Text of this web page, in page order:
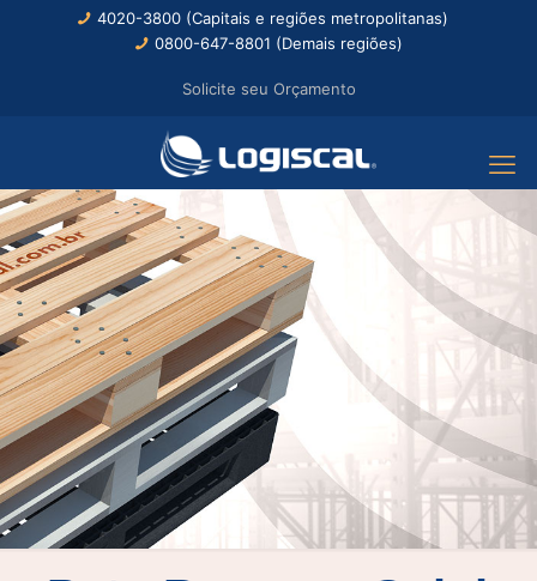
4020-3800 (Capitais e regiões metropolitanas)
0800-647-8801 (Demais regiões)
Solicite seu Orçamento